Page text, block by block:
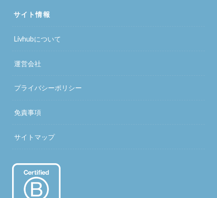
サイト情報
Livhubについて
運営会社
プライバシーポリシー
免責事項
サイトマップ